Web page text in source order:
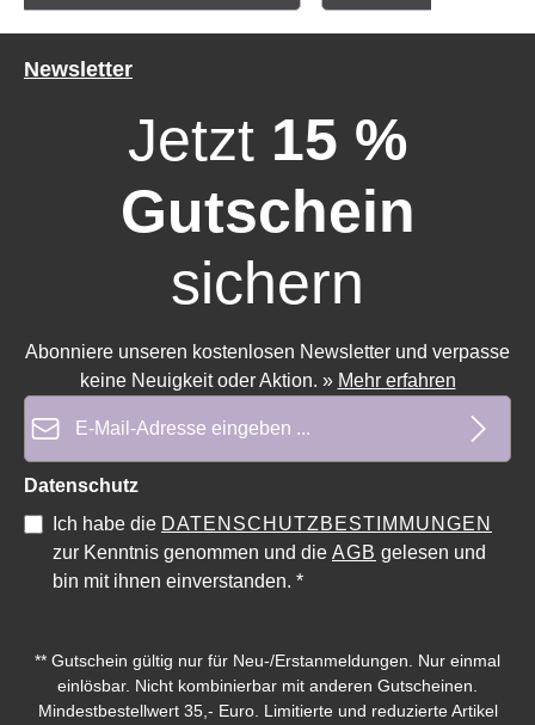
Durchschnittliche Bewertung von 0 von 5 SternenDurchschnittliche
Newsletter
Jetzt 15 %
Gutschein
sichern
Abonniere unseren kostenlosen Newsletter und verpasse
keine Neuigkeit oder Aktion. » Mehr erfahren
Datenschutz
Ich habe die DATENSCHUTZBESTIMMUNGEN
zur Kenntnis genommen und die AGB gelesen und
bin mit ihnen einverstanden. *
** Gutschein gültig nur für Neu-/Erstanmeldungen. Nur einmal
einlösbar. Nicht kombinierbar mit anderen Gutscheinen.
Mindestbestellwert 35,- Euro. Limitierte und reduzierte Artikel